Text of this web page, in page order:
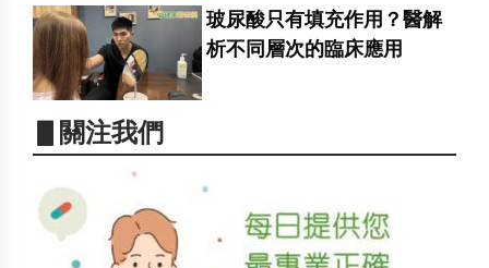
玻尿酸只有填充作用？醫解
析不同層次的臨床應用
▋關注我們